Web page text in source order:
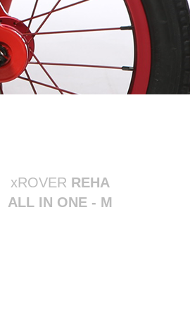
xROVER REHA
ALL IN ONE - M